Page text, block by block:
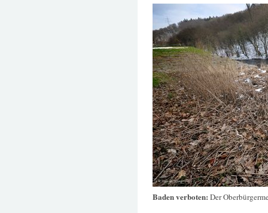
Baden verboten: Der